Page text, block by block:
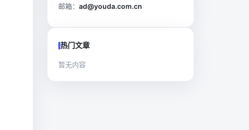
邮箱： ad@youda.com.cn
热门文章
暂无内容